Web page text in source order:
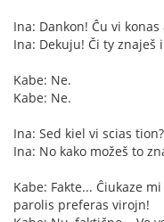
Ina: Dankon! Ĉu vi konas
Ina: Dekuju! Či ty znaješ
Kabe: Ne.
Kabe: Ne.
Ina: Sed kiel vi scias tion?
Ina: No kako možeš to
Kabe: Fakte... Ĉiukaze
parolis preferas virojn!